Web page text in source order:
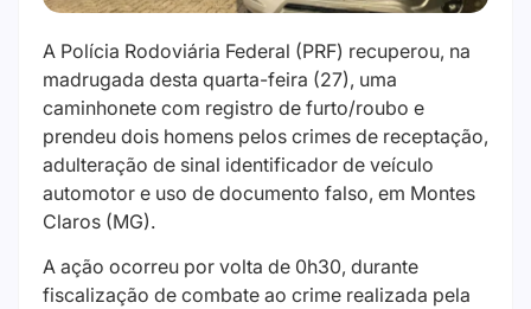
A Polícia Rodoviária Federal (PRF) recuperou, na
madrugada desta quarta-feira (27), uma
caminhonete com registro de furto/roubo e
prendeu dois homens pelos crimes de receptação,
adulteração de sinal identificador de veículo
automotor e uso de documento falso, em Montes
Claros (MG).
A ação ocorreu por volta de 0h30, durante
fiscalização de combate ao crime realizada pela